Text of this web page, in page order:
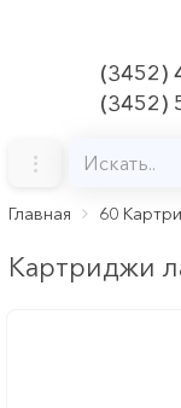
(3452)
(3452)
Главная 60
Картриджи